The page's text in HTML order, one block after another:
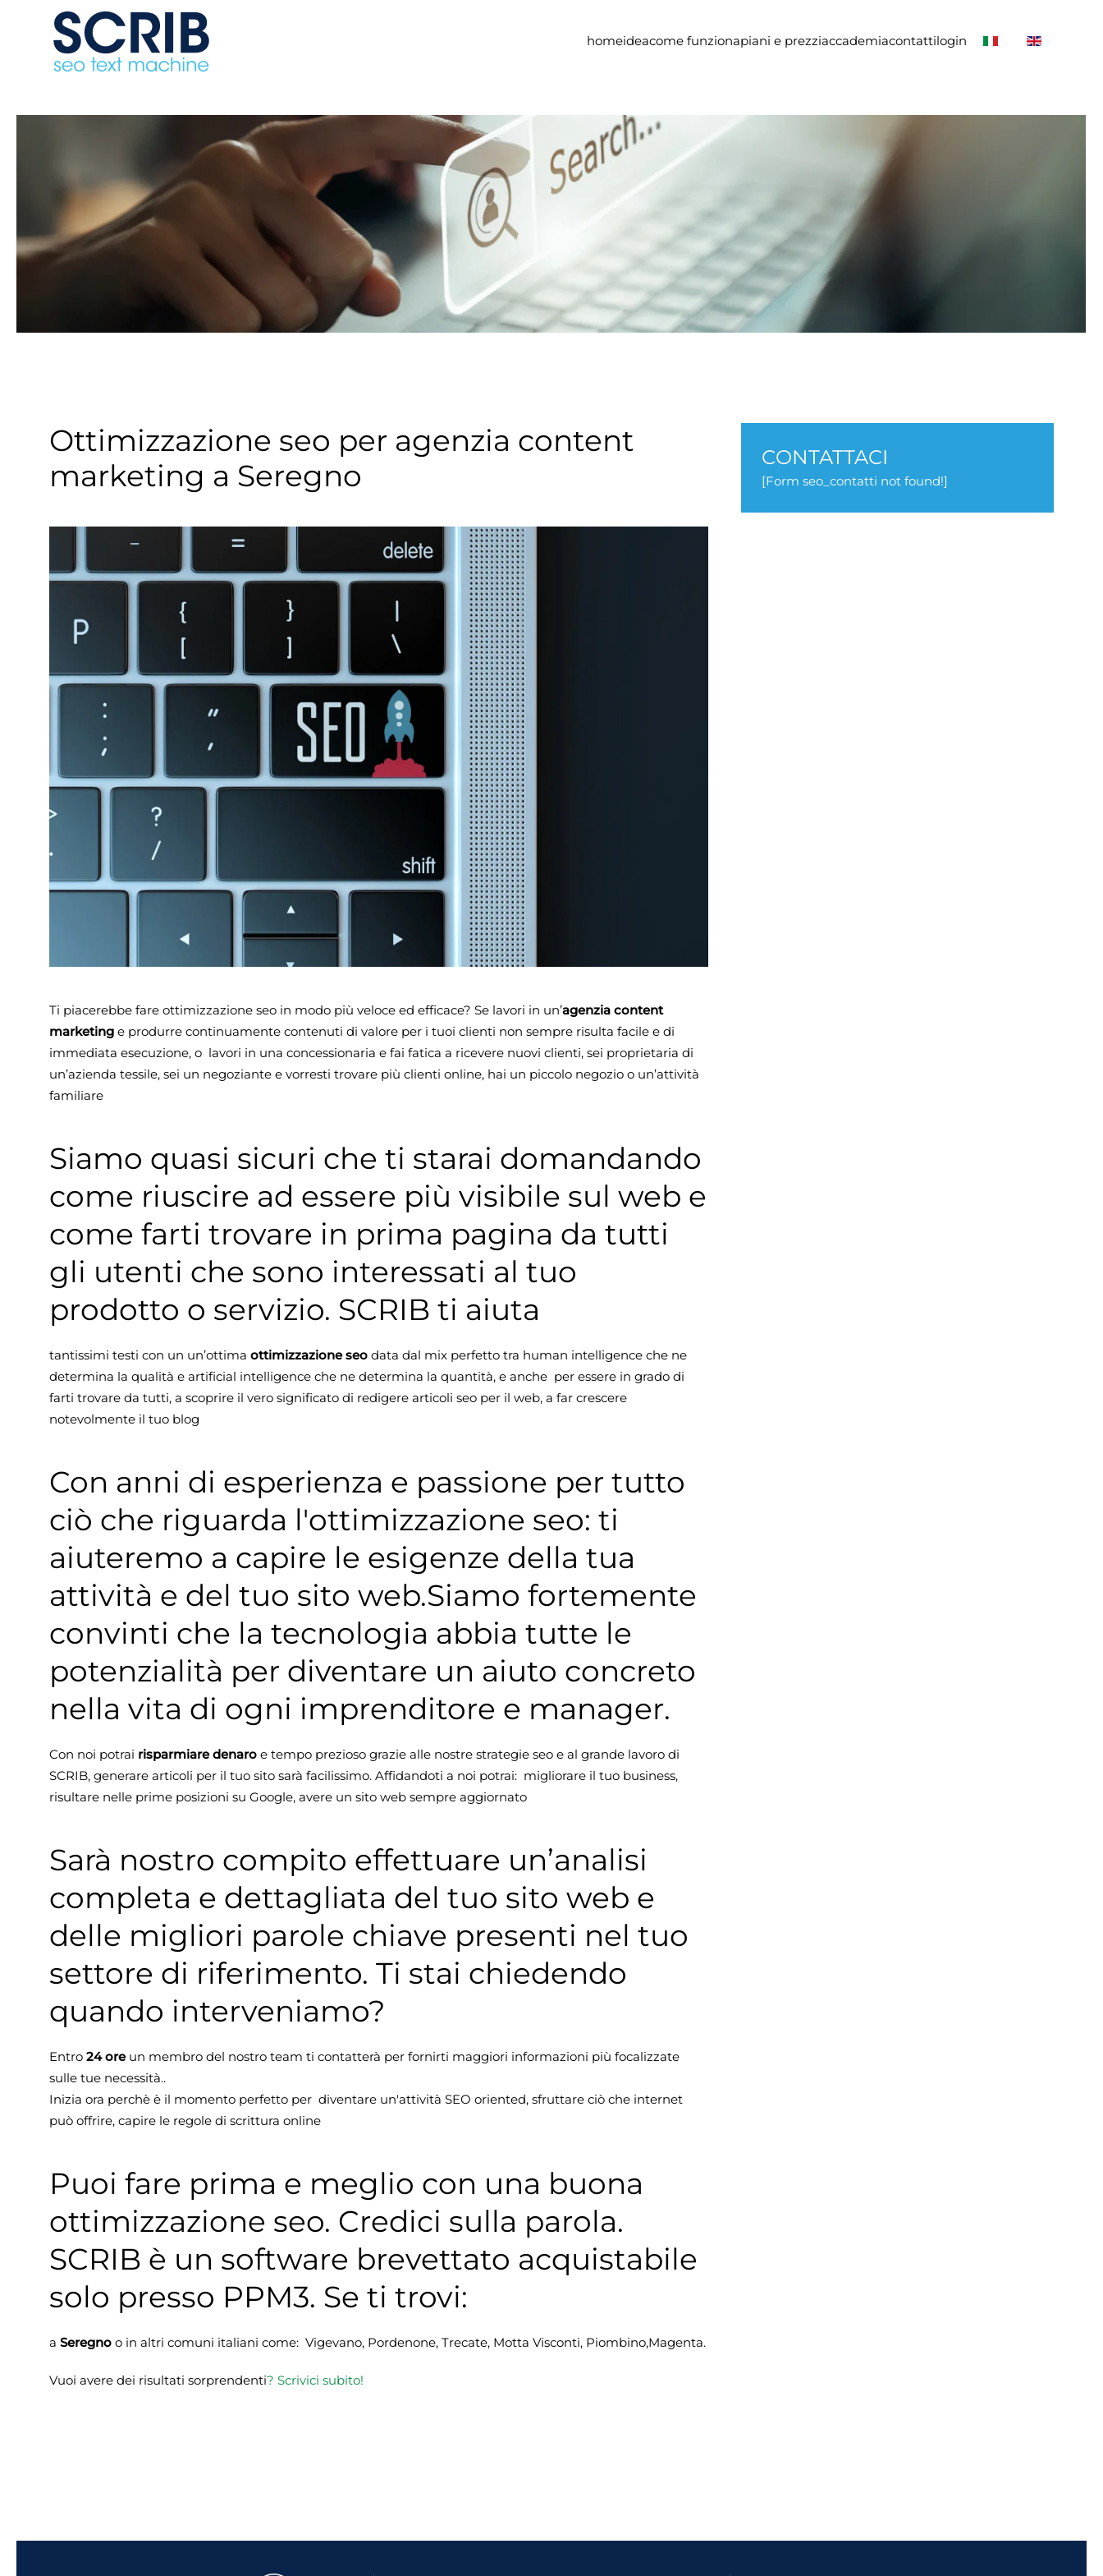
Skip to main content homeideacome funzionapiani e prezziaccademiacontattilogin
Ottimizzazione seo per agenzia content
marketing a Seregno
Ti piacerebbe fare ottimizzazione seo in modo più veloce ed efficace? Se lavori in un’agenzia content
marketing e produrre continuamente contenuti di valore per i tuoi clienti non sempre risulta facile e di
immediata esecuzione, o lavori in una concessionaria e fai fatica a ricevere nuovi clienti, sei proprietaria di
un’azienda tessile, sei un negoziante e vorresti trovare più clienti online, hai un piccolo negozio o un’attività
familiare
Siamo quasi sicuri che ti starai domandando
come riuscire ad essere più visibile sul web e
come farti trovare in prima pagina da tutti
gli utenti che sono interessati al tuo
prodotto o servizio. SCRIB ti aiuta
tantissimi testi con un un’ottima ottimizzazione seo data dal mix perfetto tra human intelligence che ne
determina la qualità e artificial intelligence che ne determina la quantità, e anche per essere in grado di
farti trovare da tutti, a scoprire il vero significato di redigere articoli seo per il web, a far crescere
notevolmente il tuo blog
Con anni di esperienza e passione per tutto
ciò che riguarda l'ottimizzazione seo: ti
aiuteremo a capire le esigenze della tua
attività e del tuo sito web.Siamo fortemente
convinti che la tecnologia abbia tutte le
potenzialità per diventare un aiuto concreto
nella vita di ogni imprenditore e manager.
Con noi potrai risparmiare denaro e tempo prezioso grazie alle nostre strategie seo e al grande lavoro di
SCRIB, generare articoli per il tuo sito sarà facilissimo. Affidandoti a noi potrai: migliorare il tuo business,
risultare nelle prime posizioni su Google, avere un sito web sempre aggiornato
Sarà nostro compito effettuare un’analisi
completa e dettagliata del tuo sito web e
delle migliori parole chiave presenti nel tuo
settore di riferimento. Ti stai chiedendo
quando interveniamo?
Entro 24 oreun membro del nostro team ti contatterà per fornirti maggiori informazioni più focalizzate
sulle tue necessità..
Inizia ora perchè è il momento perfetto per diventare un'attività SEO oriented, sfruttare ciò che internet
può offrire, capire le regole di scrittura online
Puoi fare prima e meglio con una buona
ottimizzazione seo. Credici sulla parola.
SCRIB è un software brevettato acquistabile
solo presso PPM3. Se ti trovi:
a Seregno o in altri comuni italiani come: Vigevano, Pordenone, Trecate, Motta Visconti, Piombino,Magenta.
Vuoi avere dei risultati sorprendenti? Scrivici subito!
CONTATTACI
[Form seo_contatti not found!]